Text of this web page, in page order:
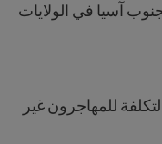
آسيا في الولايات
للمهاجرون غير